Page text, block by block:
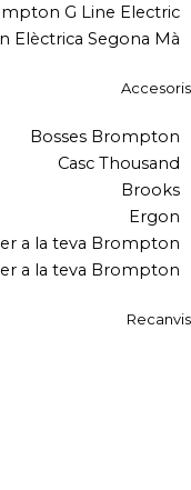
G Line Electric
Elèctrica Segona Mà
Accesoris
Bosses Brompton
Casc Thousand
Brooks
Ergon
a la teva Brompton
a la teva Brompton
Recanvis